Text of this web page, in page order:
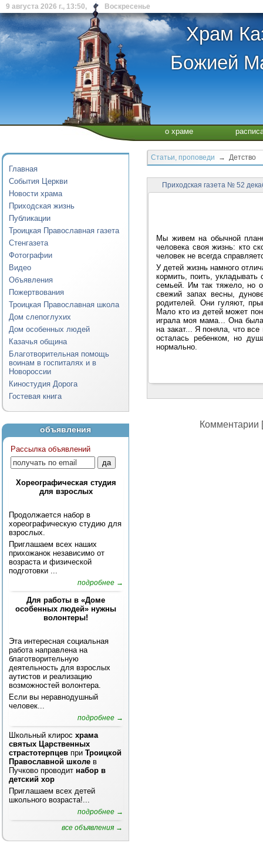
9 августа 2026 г., 13:50, Воскресенье
Храм
Божией
о храме
Главная
События Церкви
Новости храма
Приходская жизнь
Публикации
Троицкая Православная газета
Стенгазета
Фотографии
Видео
Объявления
Пожертвования
Троицкая Православная школа
Дом слепоглухих
Дом особенных людей
Казачья община
Благотворительная помощь
воинам в госпиталях и в
Новороссии
Киностудия Дорога
Гостевая книга
объявления
Рассылка объявлений
Хореографическая студия
для взрослых
Продолжается набор в
хореографическую студию для
взрослых.
Приглашаем всех наших
прихожанок независимо от
возраста и физической
подготовки ...
подробнее →
Для работы в «Доме
особенных людей» нужны
волонтеры!
Эта интересная социальная
работа направлена на
благотворительную
деятельность для взрослых
аутистов и реализацию
возможностей волонтера.
Если вы неравнодушный
человек...
подробнее →
Школьный клирос храма
святых Царственных
страстотерпцев при Троицкой
Православной школе в
Пучково проводит набор в
детский хор
Приглашаем всех детей
школьного возраста!...
подробнее →
все объявления →
Статьи, проповеди → Детство
Приходская газета № 52
Мы живем на обычной
человека своя жизнь: кто
человек не всегда
У детей жизнь намного
кормить, поить, укладывать
семьей. Им так тяжело, но
свежий запах весны,
родителей. Они гуляют,
Мало кто из детей может
играла моя мама... Она
на закат... Я поняла, что
осталась ребенком, но
нормально.
Комментарии